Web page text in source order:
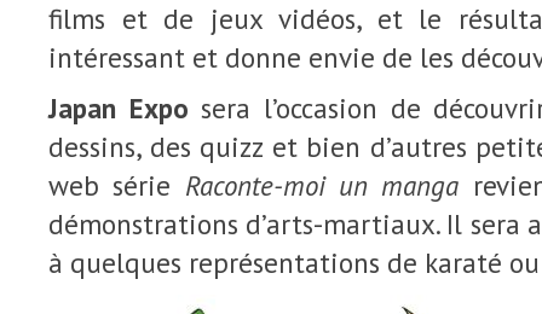
films et de jeux vidéos, et le
intéressant et donne envie de les
Japan Expo sera l’occasion de
dessins, des quizz et bien d’autres
web série Raconte-moi un manga
démonstrations d’arts-martiaux. Il sera
à quelques représentations de karaté